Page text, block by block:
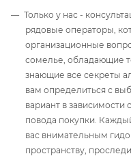
Только у нас -
рядовые операторы,
организационные
сомелье, обладающие
знающие все секреты
вам определиться с
вариант в зависимости
повода покупки.
вас внимательным
пространству,